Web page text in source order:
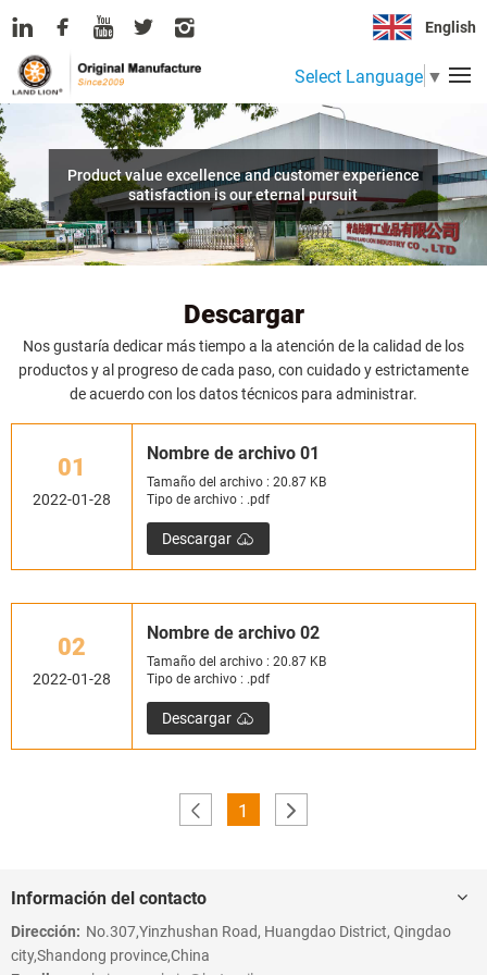
English
Select Language ▼
Product value excellence and customer experience
satisfaction is our eternal pursuit
Descargar
Nos gustaría dedicar más tiempo a la atención de la calidad de los
productos y al progreso de cada paso, con cuidado y estrictamente
de acuerdo con los datos técnicos para administrar.
01
2022-01-28
Nombre de archivo 01
Tamaño del archivo : 20.87 KB
Tipo de archivo : .pdf
Descargar
02
2022-01-28
Nombre de archivo 02
Tamaño del archivo : 20.87 KB
Tipo de archivo : .pdf
Descargar
1
Información del contacto
Dirección: No.307,Yinzhushan Road, Huangdao District, Qingdao
city,Shandong province,China